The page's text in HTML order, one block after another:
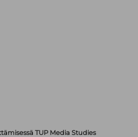
TUP Media Studies